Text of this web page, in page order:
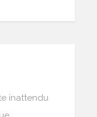
inattendu